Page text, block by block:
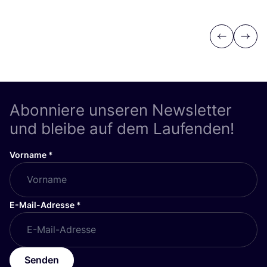
Previous
Next
Abonniere unseren Newsletter
und bleibe auf dem Laufenden!
Vorname *
E-Mail-Adresse *
Senden